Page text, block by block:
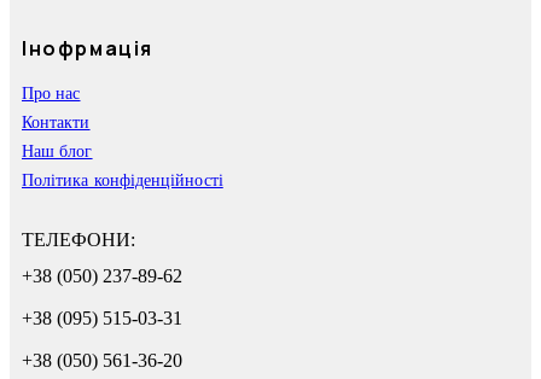
Інофрмація
Про нас
Контакти
Наш блог
Політика конфіденційності
ТЕЛЕФОНИ:
+38 (050) 237-89-62
+38 (095) 515-03-31
+38 (050) 561-36-20